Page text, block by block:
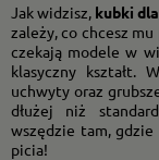
Jak widzisz, kubki
zależy, co chcesz
czekają modele w
klasyczny kształt.
uchwyty oraz
dłużej niż
wszędzie tam, gdzie
picia!